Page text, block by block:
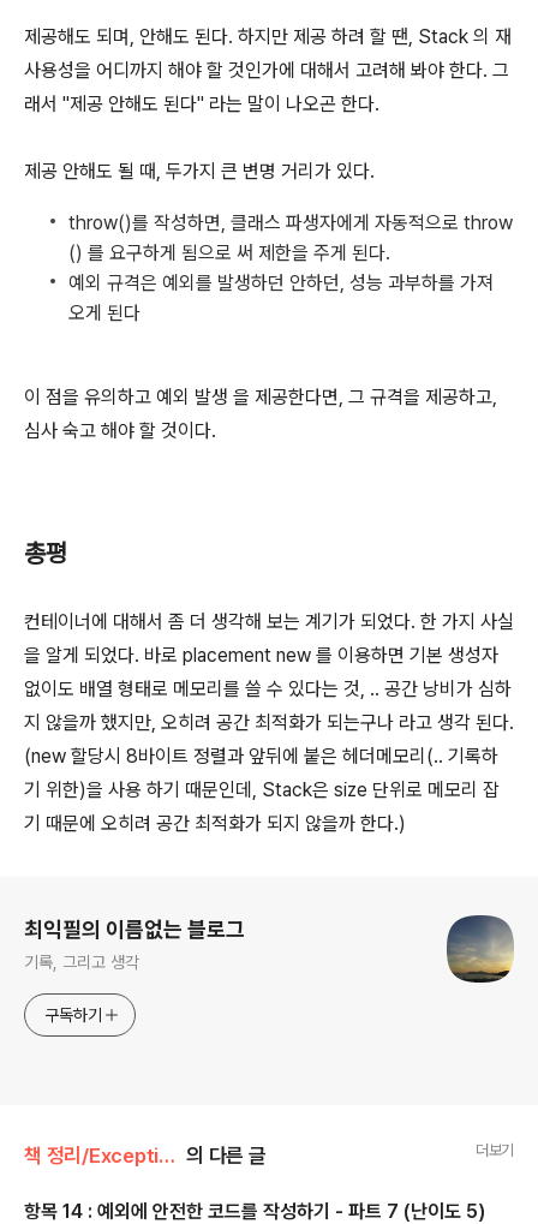
제공해도 되며, 안해도 된다. 하지만 제공 하려 할 땐, Stack 의 재
사용성을 어디까지 해야 할 것인가에 대해서 고려해 봐야 한다. 그
래서 "제공 안해도 된다" 라는 말이 나오곤 한다.
제공 안해도 될 때, 두가지 큰 변명 거리가 있다.
throw()를 작성하면, 클래스 파생자에게 자동적으로 throw
() 를 요구하게 됨으로 써 제한을 주게 된다.
예외 규격은 예외를 발생하던 안하던, 성능 과부하를 가져
오게 된다
이 점을 유의하고 예외 발생 을 제공한다면, 그 규격을 제공하고,
심사 숙고 해야 할 것이다.
총평
컨테이너에 대해서 좀 더 생각해 보는 계기가 되었다. 한 가지 사실
을 알게 되었다. 바로 placement new 를 이용하면 기본 생성자
없이도 배열 형태로 메모리를 쓸 수 있다는 것, .. 공간 낭비가 심하
지 않을까 했지만, 오히려 공간 최적화가 되는구나 라고 생각 된다.
(new 할당시 8바이트 정렬과 앞뒤에 붙은 헤더메모리(.. 기록하
기 위한)을 사용 하기 때문인데, Stack은 size 단위로 메모리 잡
기 때문에 오히려 공간 최적화가 되지 않을까 한다.)
최익필의 이름없는 블로그
기록, 그리고 생각
구독하기
책 정리/Exceptional C++ 의 다른 글 더보기
항목 14 : 예외에 안전한 코드를 작성하기 - 파트 7 (난이도 5)